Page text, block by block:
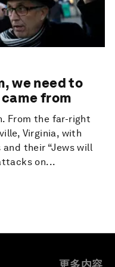
we need to
from
From the far-right
Virginia, with
their “Jews will
on...
更多内容